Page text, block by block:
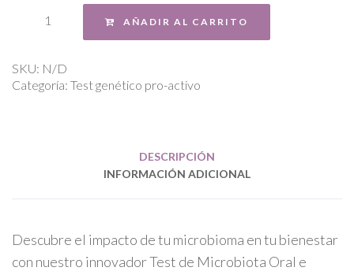
AÑADIR AL CARRITO
SKU: N/D
Categoría: Test genético pro-activo
DESCRIPCIÓN
INFORMACIÓN ADICIONAL
Descubre el impacto de tu microbioma en tu bienestar
con nuestro innovador Test de Microbiota Oral e